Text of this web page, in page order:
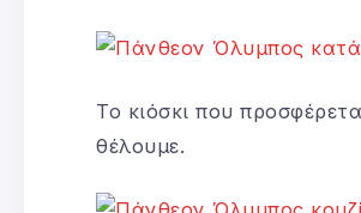
Το κιόσκι που
θέλουμε.